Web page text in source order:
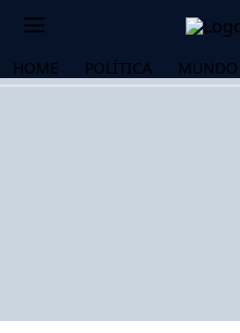
HOME POLÍTICA MUNDO